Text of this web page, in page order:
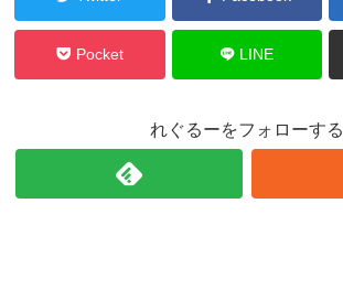
Pocket LINE
れぐるーをフォローする